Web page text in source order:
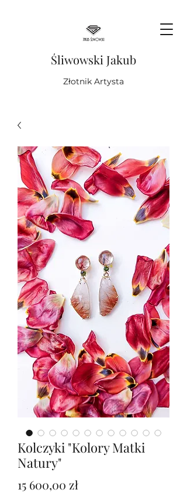
Śliwowski Jakub
Złotnik Artysta
Kolczyki "Kolory Matki
Natury"
15 600,00 złCena